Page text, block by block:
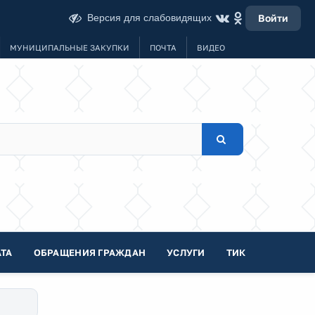
Версия для слабовидящих Войти
МУНИЦИПАЛЬНЫЕ ЗАКУПКИ ПОЧТА ВИДЕО
ОБРАЩЕНИЯ ГРАЖДАН УСЛУГИ ТИК